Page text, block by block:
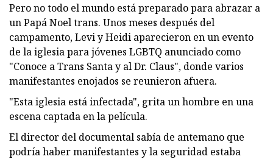
Pero no todo el mundo está preparado para abrazar a
un Papá Noel trans. Unos meses después del
campamento, Levi y Heidi aparecieron en un evento
de la iglesia para jóvenes LGBTQ anunciado como
"Conoce a Trans Santa y al Dr. Claus", donde varios
manifestantes enojados se reunieron afuera.
"Esta iglesia está infectada", grita un hombre en una
escena captada en la película.
El director del documental sabía de antemano que
podría haber manifestantes y la seguridad estaba